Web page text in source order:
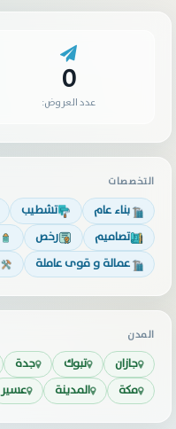
0
عدد العروض:
التخصصات
بناء عام تشطيب
تصاميم
رخص
عمالة و قوى عاملة
المدن
جازان تبوك جدة
مكة
المدينة عسير